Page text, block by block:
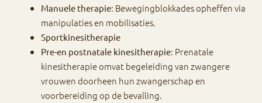
Manuele therapie: Bewegingblokkades opheffen via
manipulaties en mobilisaties.
Sportkinesitherapie
Pre-en postnatale kinesitherapie: Prenatale
kinesitherapie omvat begeleiding van zwangere
vrouwen doorheen hun zwangerschap en
voorbereiding op de bevalling.